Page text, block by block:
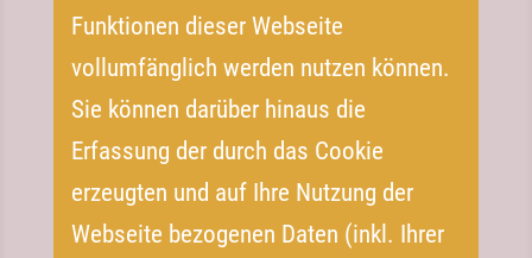
Funktionen dieser Webseite
vollumfänglich werden nutzen können.
Sie können darüber hinaus die
Erfassung der durch das Cookie
erzeugten und auf Ihre Nutzung der
Webseite bezogenen Daten (inkl. Ihrer